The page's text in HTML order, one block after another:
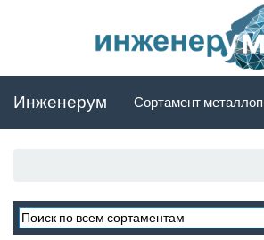
Инженерум Сортамент